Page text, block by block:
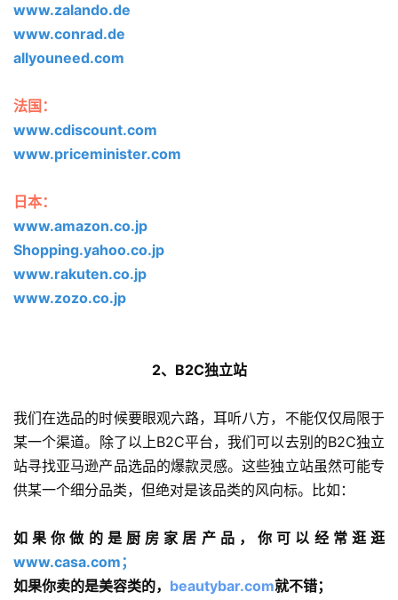
www.zalando.de
www.conrad.de
allyouneed.com
法国：
www.cdiscount.com
www.priceminister.com
日本：
www.amazon.co.jp
Shopping.yahoo.co.jp
www.rakuten.co.jp
www.zozo.co.jp
2、B2C独立站
我们在选品的时候要眼观六路，耳听八方，不能仅仅局限于
某一个渠道。除了以上B2C平台，我们可以去别的B2C独立
站寻找亚马逊产品选品的爆款灵感。这些独立站虽然可能专
供某一个细分品类，但绝对是该品类的风向标。比如：
如果你做的是厨房家居产品，你可以经常逛逛
www.casa.com；
如果你卖的是美容类的， beautybar.com就不错；